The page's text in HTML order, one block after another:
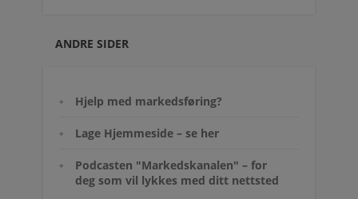
ANDRE SIDER
Hjelp med markedsføring?
Lage Hjemmeside – se her
Podcasten "Markedskanalen" – for
deg som vil lykkes med ditt nettsted